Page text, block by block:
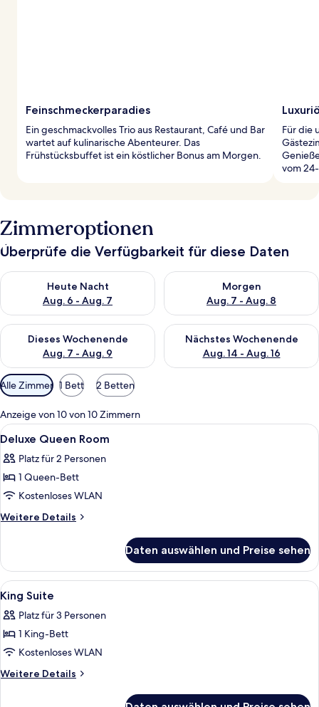
Feinschmeckerparadies
Ein geschmackvolles Trio aus Restaurant, Café und Bar
wartet auf kulinarische Abenteurer. Das
Frühstücksbuffet ist ein köstlicher Bonus am Morgen.
Für die
vom
Zimmeroptionen
Überprüfe die Verfügbarkeit für diese Daten
Heute Nacht
Aug. 6 - Aug. 7
Überprüfe die Verfügbarkeit für heute Nacht, Aug. 6 - Aug. 7.
Morgen
Aug. 7 - Aug. 8
Überprüfe die Verfügbarkeit
Dieses Wochenende
Aug. 7 - Aug. 9
Überprüfe die Verfügbarkeit für dieses Wochenende, Aug. 7
Nächstes Wochenende
Aug. 14 - Aug. 16
Überprüfe die Verfügbarkeit
Verfügbare
Filter
für
Zimmer
Alle Zimmer 1 Bett 2 Betten
Anzeige von 10 von 10 Zimmern
Alle
Fotos
für
Deluxe
Queen
Room
1 Schlafzimmer, Minibar, Zimmersafe,
2
Deluxe Queen Room
Platz für 2 Personen
1 Queen-Bett
Kostenloses WLAN
Weitere Details
Weitere
Queen
Room
Daten auswählen und Preise sehen
Alle
Fotos
für
King
Suite
anzeigen
1 Schlafzimmer, Minibar, Zimmersafe,
2
King Suite
Platz für 3 Personen
1 King-Bett
Kostenloses WLAN
Weitere Details
Weitere